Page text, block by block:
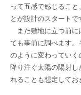
って五感で感じるこ
とが設計のスタートで
また敷地に立つ前に
ても事前に調べます
のように変わってい
降り注ぐ太陽の陽射
れることも想定してお